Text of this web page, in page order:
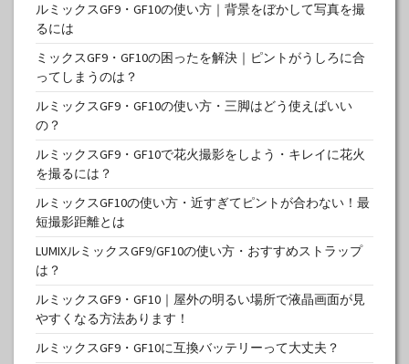
ルミックスGF9・GF10の使い方｜背景をぼかして写真を撮
るには
ミックスGF9・GF10の困ったを解決｜ピントがうしろに合
ってしまうのは？
ルミックスGF9・GF10の使い方・三脚はどう使えばいい
の？
ルミックスGF9・GF10で花火撮影をしよう・キレイに花火
を撮るには？
ルミックスGF10の使い方・近すぎてピントが合わない！最
短撮影距離とは
LUMIXルミックスGF9/GF10の使い方・おすすめストラップ
は？
ルミックスGF9・GF10｜屋外の明るい場所で液晶画面が見
やすくなる方法あります！
ルミックスGF9・GF10に互換バッテリーって大丈夫？